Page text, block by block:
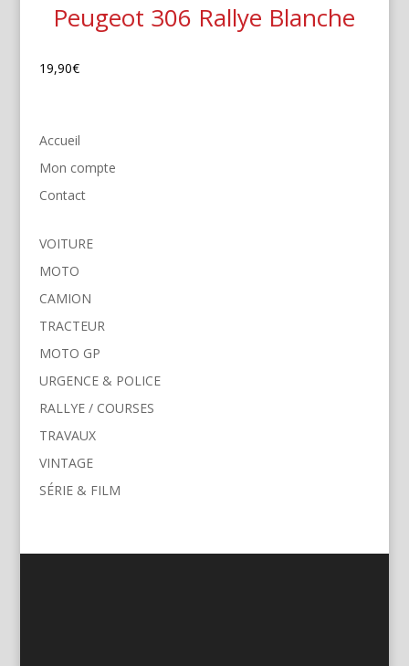
Peugeot 306 Rallye Blanche
19,90€
Accueil
Mon compte
Contact
VOITURE
MOTO
CAMION
TRACTEUR
MOTO GP
URGENCE & POLICE
RALLYE / COURSES
TRAVAUX
VINTAGE
SÉRIE & FILM